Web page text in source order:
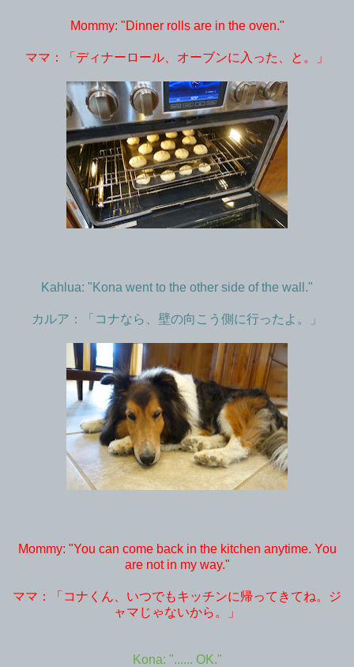
Mommy: "Dinner rolls are in the oven."
ママ：「ディナーロール、オーブンに入った、と。」
Kahlua: "Kona went to the other side of the wall."
カルア：「コナなら、壁の向こう側に行ったよ。」
Mommy: "You can come back in the kitchen anytime. You
are not in my way."
ママ：「コナくん、いつでもキッチンに帰ってきてね。ジ
ャマじゃないから。」
Kona: "...... OK."